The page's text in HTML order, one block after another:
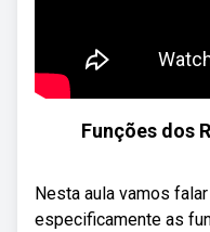
Funções dos
Nesta aula vamos
especificamente as